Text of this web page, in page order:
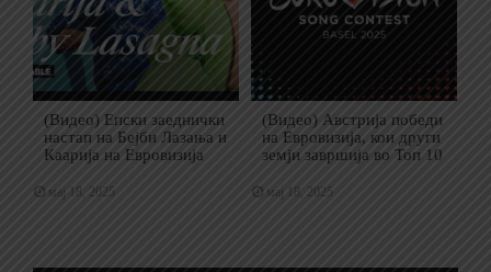
(Видео) Епски заеднички
настап на Бејби Лазања и
Каарија на Евровизија
мај 18, 2025
(Видео) Австрија победи
на Евровизија, кои други
земји завршија во Топ 10
мај 18, 2025